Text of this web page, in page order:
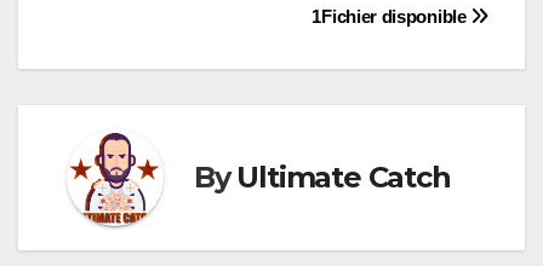
1Fichier disponible
ByUltimate Catch